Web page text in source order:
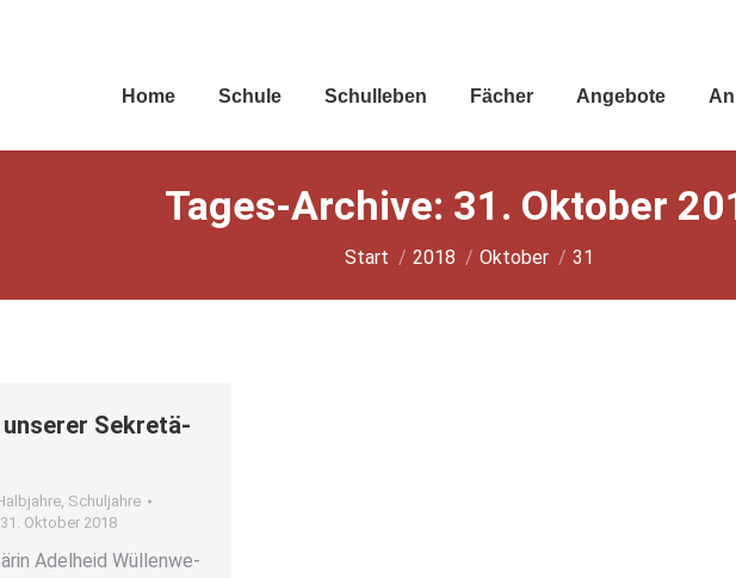
Home Schu­le Schul­le­ben Fächer Ange­bo­te
Tages-Archive: 31. Oktober
Sie befinden sich hier:
Start 2018 Oktober 31
unse­rer Sekre­tä­
, Schuljahre
31. Oktober 2018
Adel­heid Wül­len­we­